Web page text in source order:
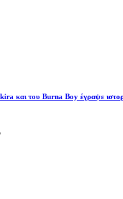
και του Burna Boy έγραψε